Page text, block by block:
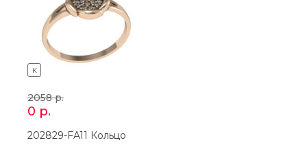
K
2058р.
0 р.
202829-FA11 Кольцо